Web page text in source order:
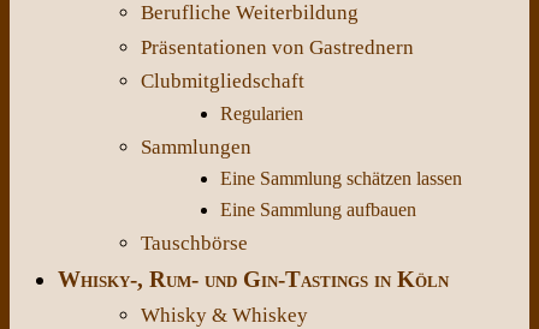
Berufliche Weiterbildung
Präsentationen von Gastrednern
Clubmitgliedschaft
Regularien
Sammlungen
Eine Sammlung schätzen lassen
Eine Sammlung aufbauen
Tauschbörse
Whisky-, Rum- und Gin-Tastings in Köln
Whisky & Whiskey